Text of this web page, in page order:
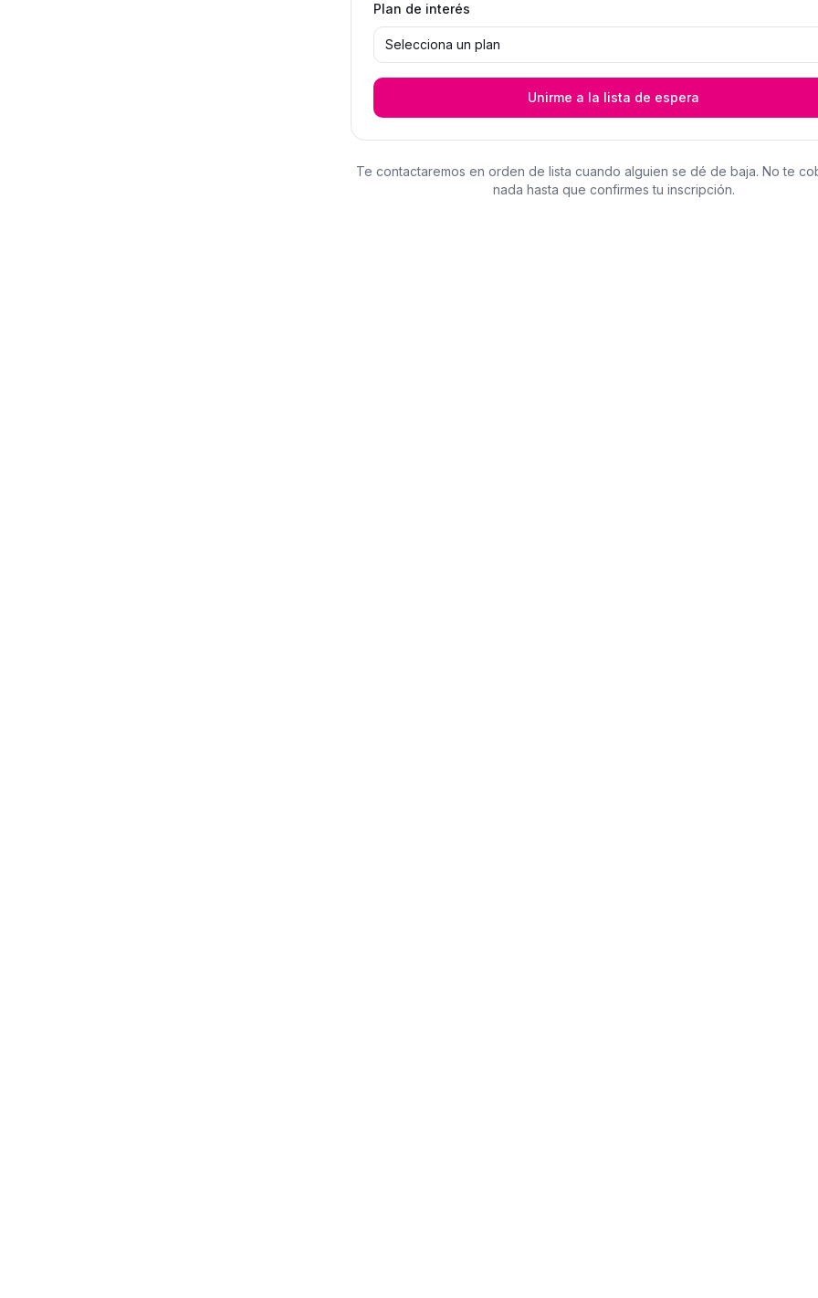
Plan de interés
Selecciona un plan
Unirme a la lista de espera
Te contactaremos en orden de lista cuando alguien se dé de baja. No te
nada hasta que confirmes tu inscripción.